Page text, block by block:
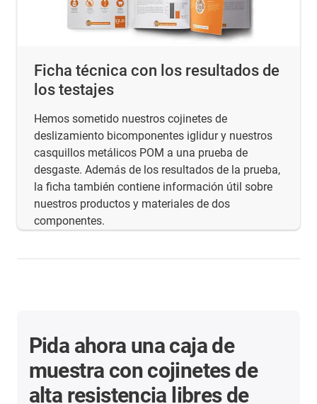
Ficha técnica con los resultados de
los testajes
Hemos sometido nuestros cojinetes de
deslizamiento bicomponentes iglidur y nuestros
casquillos metálicos POM a una prueba de
desgaste. Además de los resultados de la prueba,
la ficha también contiene información útil sobre
nuestros productos y materiales de dos
componentes.
Pida ahora una caja de
muestra con cojinetes de
alta resistencia libres de